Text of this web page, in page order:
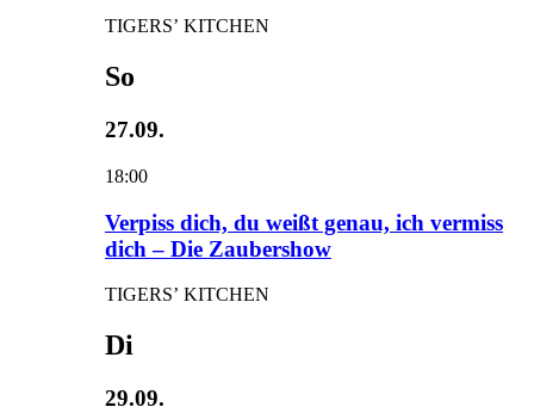
TIGERS’ KITCHEN
So
27.09.
18:00
Verpiss dich, du weißt genau, ich vermiss
dich – Die Zaubershow
TIGERS’ KITCHEN
Di
29.09.